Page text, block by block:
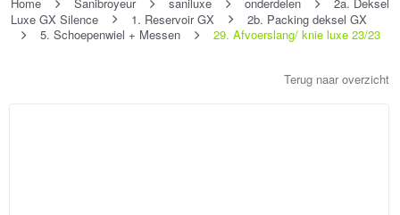
Luxe GX Silence
1. Reservoir GX
2b. Packing deksel GX
5. Schoepenwiel + Messen
29. Afvoerslang/ knie luxe 23/23
Terug naar overzicht